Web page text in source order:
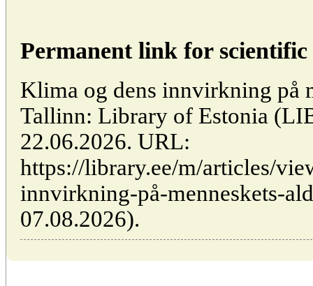
Permanent link for
Klima og dens innvirkning på
Tallinn: Library of Estonia
22.06.2026. URL:
https://library.ee/m/articles/
innvirkning-på-menneskets-
07.08.2026).